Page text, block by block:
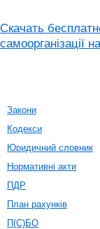
Скачать
самоорганізації
Закони
Кодекси
Юридичний словник
Нормативні акти
ПДР
План рахунків
П(С)БО